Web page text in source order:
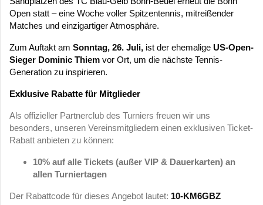
Open statt – eine Woche voller Spitzentennis, mitreißender
Matches und einzigartiger Atmosphäre.
Zum Auftakt am Sonntag, 26. Juli, ist der ehemalige US-Open-
Sieger Dominic Thiem vor Ort, um die nächste Tennis-
Generation zu inspirieren.
Exklusive Rabatte für Mitglieder
Als offizieller Partnerclub des Turniers freuen wir uns
besonders, unseren Vereinsmitgliedern einen exklusiven Ticket-
Rabatt anbieten zu können:
10% auf alle Tickets (außer VIP & Dauerkarten) an
allen Turniertagen
Der Rabattcode für dieses Angebot lautet: 10-KM6GBZ